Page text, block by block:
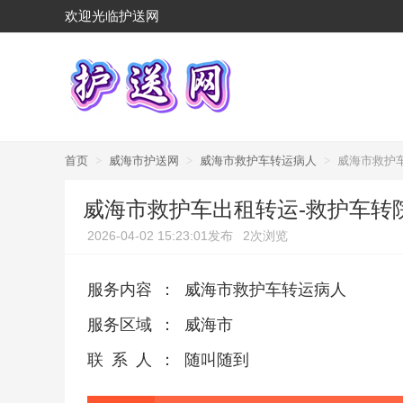
欢迎光临护送网
首页 > 威海市护送网 > 威海市救护车转运病人 > 威海市救护
威海市救护车出租转运-救护车转
2026-04-02 15:23:01发布 2次浏览
服务内容 ：
威海市救护车转运病人
服务区域
：
威海市
联系人
： 随叫随到